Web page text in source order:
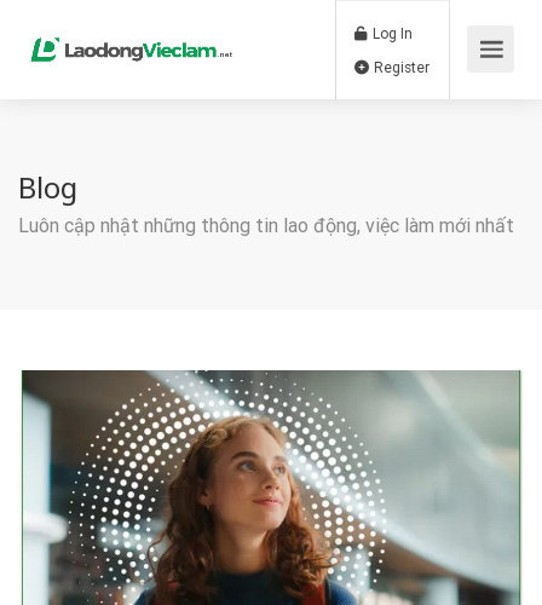
Log In
Blog
Luôn cập nhật những thông tin lao động, việc làm mới nhất